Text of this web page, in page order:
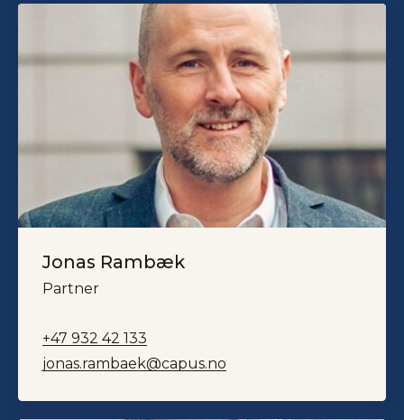
Jonas Rambæk
Partner
+47 932 42 133
jonas.rambaek@capus.no